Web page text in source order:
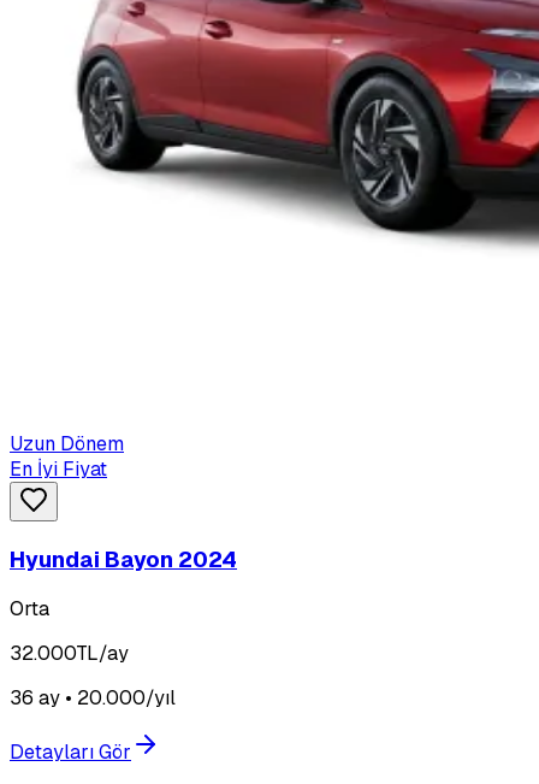
Uzun Dönem
En İyi Fiyat
Hyundai Bayon 2024
Orta
32.000TL/ay
36 ay • 20.000/yıl
Detayları Gör